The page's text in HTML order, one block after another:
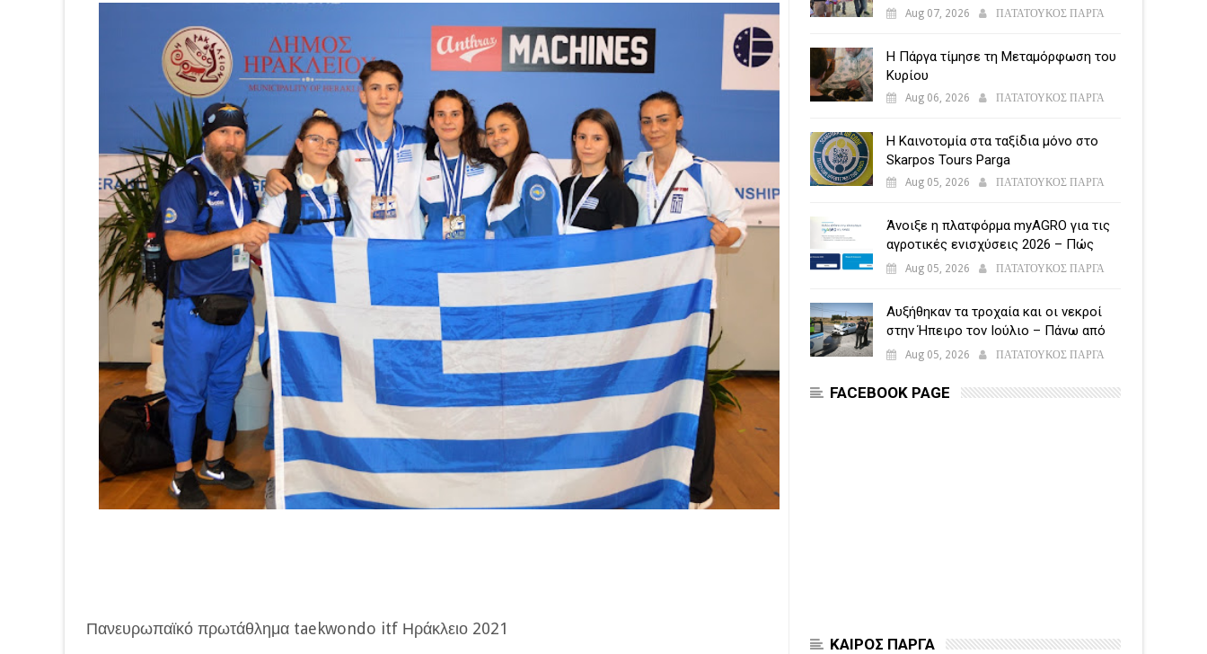
Πανευρωπαϊκό πρωτάθλημα taekwondo itf Ηράκλειο 2021
Aug 07, 2026 ΠΑΤΑΤΟΥΚΟΣ ΠΑΡΓΑ
Η Πάργα τίμησε τη Μεταμόρφωση του
Κυρίου
Aug 06, 2026 ΠΑΤΑΤΟΥΚΟΣ ΠΑΡΓΑ
Η Καινοτομία στα ταξίδια μόνο στο
Skarpos Tours Parga
Aug 05, 2026 ΠΑΤΑΤΟΥΚΟΣ ΠΑΡΓΑ
Άνοιξε η πλατφόρμα myAGRO για τις
αγροτικές ενισχύσεις 2026 – Πώς
υποβάλλεται η Ενιαία Αίτηση
Aug 05, 2026 ΠΑΤΑΤΟΥΚΟΣ ΠΑΡΓΑ
Αυξήθηκαν τα τροχαία και οι νεκροί
στην Ήπειρο τον Ιούλιο – Πάνω από
5.500 παραβάσεις
Aug 05, 2026 ΠΑΤΑΤΟΥΚΟΣ ΠΑΡΓΑ
FACEBOOK PAGE
ΚΑΙΡΟΣ ΠΑΡΓΑ